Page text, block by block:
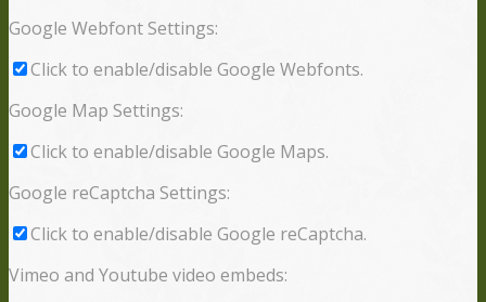
Google Webfont Settings:
Click to enable/disable Google Webfonts.
Google Map Settings:
Click to enable/disable Google Maps.
Google reCaptcha Settings:
Click to enable/disable Google reCaptcha.
Vimeo and Youtube video embeds: